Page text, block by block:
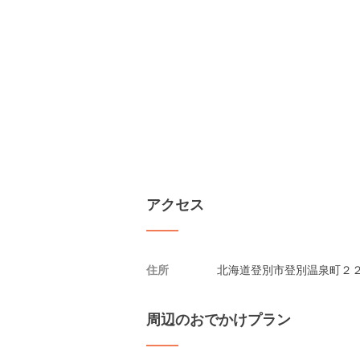
アクセス
住所 北海道登別市登別温泉町２
周辺のおでかけプラン